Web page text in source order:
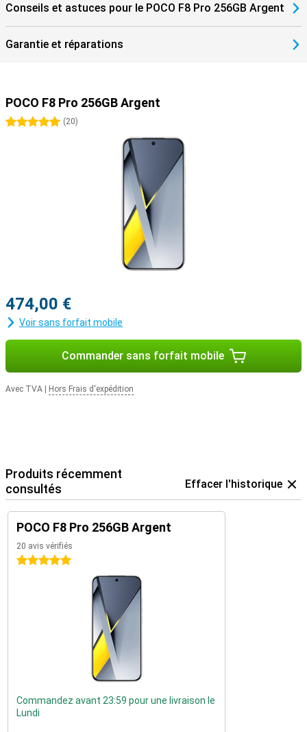
Conseils et astuces pour le POCO F8 Pro 256GB Argent
Garantie et réparations
POCO F8 Pro 256GB Argent
5 étoiles
(20)
474,00 €
Voir sans forfait mobile
Commander sans forfait mobile
Avec TVA Hors Frais d'expédition
Produits récemment
consultés
Effacer l'historique
POCO F8 Pro 256GB Argent
20 avis vérifiés
5 étoiles
Commandez avant 23:59 pour une livraison le
Lundi